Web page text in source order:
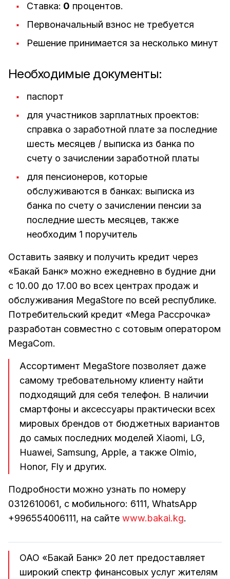
Ставка: 0 процентов.
Первоначальный взнос не требуется
Решение принимается за несколько минут
Необходимые документы:
паспорт
для участников зарплатных проектов:
справка о заработной плате за последние
шесть месяцев / выписка из банка по
счету о зачислении заработной платы
для пенсионеров, которые
обслуживаются в банках: выписка из
банка по счету о зачислении пенсии за
последние шесть месяцев, также
необходим 1 поручитель
Оставить заявку и получить кредит через
«Бакай Банк» можно ежедневно в будние дни
с 10.00 до 17.00 во всех центрах продаж и
обслуживания MegaStore по всей республике.
Потребительский кредит «Mega Рассрочка»
разработан совместно с сотовым оператором
MegaCom.
Ассортимент MegaStore позволяет даже
самому требовательному клиенту найти
подходящий для себя телефон. В наличии
смартфоны и аксессуары практически всех
мировых брендов от бюджетных вариантов
до самых последних моделей Xiaomi, LG,
Huawei, Samsung, Apple, а также Olmio,
Honor, Fly и других.
Подробности можно узнать по номеру
0312610061, с мобильного: 6111, WhatsApp
+996554006111, на сайте www.bakai.kg.
ОАО «Бакай Банк» 20 лет предоставляет
широкий спектр финансовых услуг жителям